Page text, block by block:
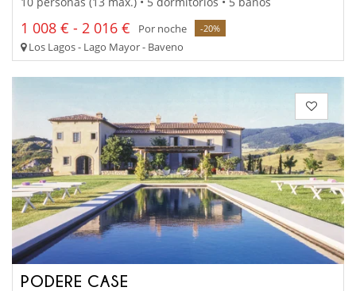
1 008 € - 2 016 € Por noche -20%
Los Lagos - Lago Mayor - Baveno
PODERE CASE